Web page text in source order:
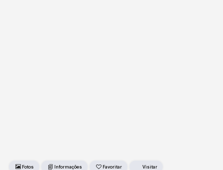
Fotos Favoritar